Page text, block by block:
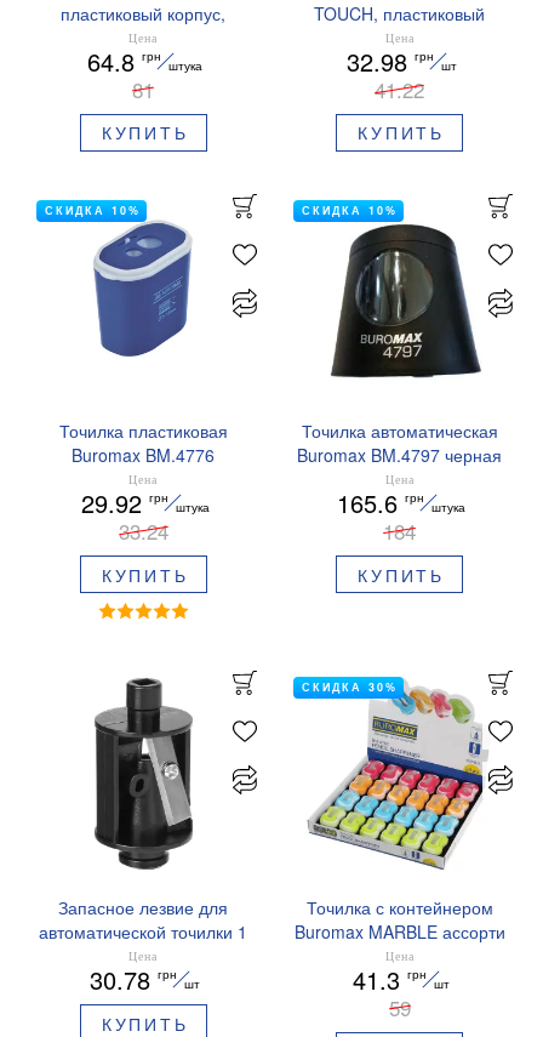
пластиковый корпус,
контейнер, Master twist
BUROMAX BM.4777
Цена
64.8 грн
штука
81
КУПИТЬ
TOUCH, пластиковый
корпус, контейнер, 1
штука (блистер),
BUROMAX BM.4757-1
Цена
32.98 грн
шт
41.22
КУПИТЬ
Точилка пластиковая
Buromax BM.4776
Цена
29.92 грн
штука
33.24
КУПИТЬ
СКИДКА 10%
Точилка автоматическая
Buromax BM.4797 черная
на батарейках
Цена
165.6 грн
штука
184
КУПИТЬ
СКИДКА 10%
Запасное лезвие для
автоматической точилки 1
шт Buromax BM.4692
Цена
30.78 грн
шт
КУПИТЬ
Точилка с контейнером
Buromax MARBLE ассорти
Цена
41.3 грн
шт
59
СКИДКА 30%